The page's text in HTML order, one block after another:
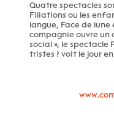
Quatre spectacles
Filiations ou les
langue, Face de lune
compagnie ouvre un
social », le spectacle
tristes ? voit le jour